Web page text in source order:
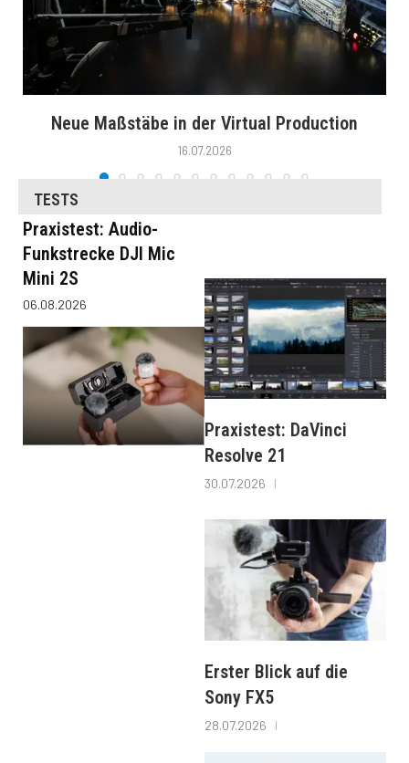
Neue Maßstäbe in der Virtual Production
16.07.2026
TESTS
Praxistest: Audio-
Funkstrecke DJI Mic
Mini 2S
06.08.2026
Praxistest: DaVinci
Resolve 21
30.07.2026
Erster Blick auf die
Sony FX5
28.07.2026